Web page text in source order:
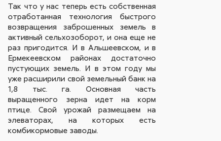
Так что у нас теперь есть собственная
отработанная технология быстрого
возвращения заброшенных земель в
активный сельхозоборот, и она еще не
раз пригодится. И в Альшеевском, и в
Ермекеевском районах достаточно
пустующих земель. И в этом году мы
уже расширили свой земельный банк на
1,8 тыс. га. Основная часть
выращенного зерна идет на корм
птице. Свой урожай размещаем на
элеваторах, на которых есть
комбикормовые заводы.